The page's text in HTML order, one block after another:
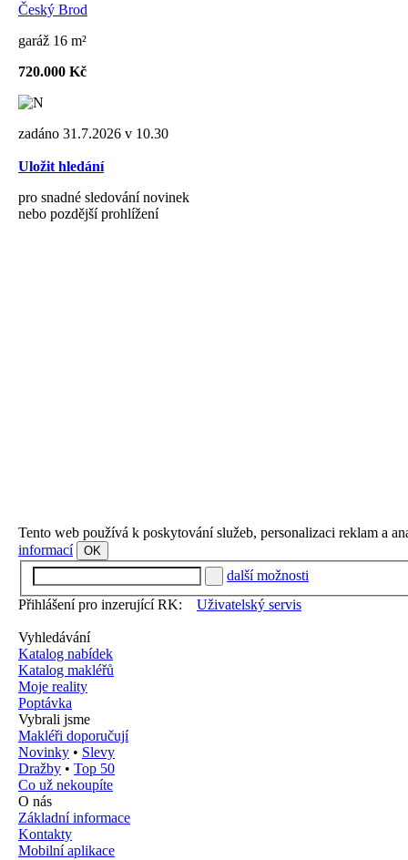
Český Brod
garáž 16 m²
720.000 Kč
zadáno 31.7.2026 v 10.30
Uložit hledání
pro snadné sledování novinek
nebo pozdější prohlížení
Tento web používá k poskytování služeb, personalizaci reklam a
informací
OK
další možnosti
Přihlášení pro inzerující RK:
Uživatelský servis
Vyhledávání
Katalog nabídek
Katalog makléřů
Moje reality
Poptávka
Vybrali jsme
Makléři doporučují
Novinky • Slevy
Dražby • Top 50
Co už nekoupíte
O nás
Základní informace
Kontakty
Mobilní aplikace